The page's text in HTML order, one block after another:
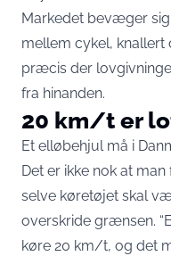
Markedet bevæger
mellem cykel,
præcis der
fra hinanden.
20 km/t er
Et elløbehjul må i
Det er ikke nok at
selve køretøjet skal
overskride grænsen.
køre 20 km/t, og det